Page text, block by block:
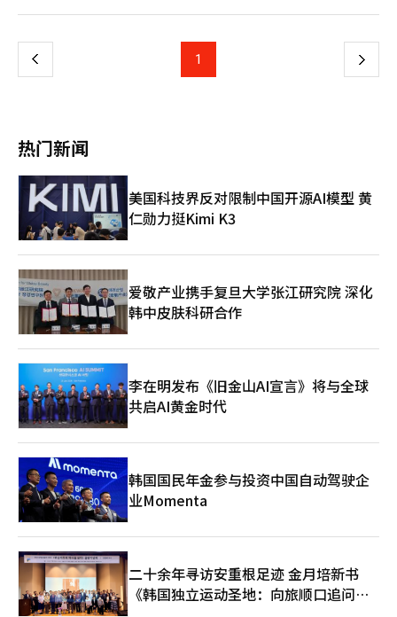
举行。这是K-博览会首次在美国举办。此次活动备受关注的原因在
业的核心地带。同时，它也是美国消费文化与亚洲内容快速交汇的
城市之一。韩国内容振兴院在洛杉矶市政厅举行的特别开幕仪式也
此次活动也以K-内容为中心，支持农水产品和化妆品、消费品企业
的海外拓展。政府部门不仅包括文化体育观光部，还涉及产业通商
资源部、中小企业部、农林畜产食品部、海洋水产部和卫生福利部
等多个部门共同参与。这表明韩流不再仅仅是文化现象。现在，K-
内容在产业出口中扮演着重要角色。一部电视剧可以推动化妆品的
销售，K-POP演出可以扩大旅游消费，而对韩国美食的关注则促进
了农水产品的出口增长。如今，“K”品牌本身已成为推动消费的
力量。政府和产业界正是看中了这一点。虽然内容本身的出口很重
要，但基于内容的相关产业共同进入海外市场的“共同出口效
应”更为显著。内容产业实际上成为了制造业和消费品产业的营销
平台。问题在于，韩国尚未在国家战略层面充分利用这一趋势。与
韩流的全球扩散速度相比，产业关联战略仍显得零散。活动往往由
不同部门分开进行，支持体系也常常重复。在海外，K品牌已被整
运作。现在亟需的是对“韩流产业化”的更为精细的国家战略。K-
博览会不应仅仅是一次展览活动，而应成为连接海外买家和投资者
的实质性商业平台。需要建立起从合同、投资到分销网络的结构，
而不仅仅是一次性的表演或体验活动。只有这样，韩流的经济可持
续性才能得以实现。尤其是美国市场具有重要的象征意义。作为全
球最大的消费市场，同时也是全球文化产业标准的制定者。如果K-
内容和K-商品在美国形成一个产业生态系统，其影响力将有可能扩
展到欧洲、中南美和中东市场。韩流的真正竞争力不再仅仅是内容
本身。内容同时提升产业、出口、旅游和品牌价值的“复合经济效
应”才是关键。韩国已经成为全球瞩目的文化强国。现在剩下的任
务是如何将其精细地连接到产业竞争力上。K-博览会是展示这一潜
力的试金石。重要的不是活动的规模，而是后续的成果。当合同、
投资和市场进入形成时，韩流才能真正超越文化现象，成为国家增
长战略的一部分。※ 本报道经人工智能（AI）系统翻译与编辑。
上 1 下
热门新闻
美国科技界反对限制中国开源AI模型 黄
仁勋力挺Kimi K3
爱敬产业携手复旦大学张江研究院 深化
韩中皮肤科研合作
李在明发布《旧金山AI宣言》将与全球
共启AI黄金时代
韩国国民年金参与投资中国自动驾驶企
业Momenta
二十余年寻访安重根足迹 金月培新书
《韩国独立运动圣地：向旅顺口追问历